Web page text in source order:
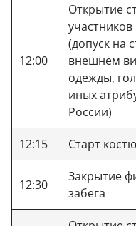
12:00
Открытие
(допуск на
внешнем
одежды,
иных
России)
12:15 Старт
12:30
Закрытие
забега